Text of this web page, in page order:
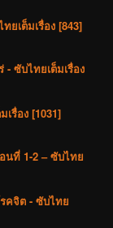
ยเต็มเรื่อง [843]
- ซับไทยเต็มเรื่อง
เรื่อง [1031]
นที่ 1-2 – ซับไทย
คจิต - ซับไทย